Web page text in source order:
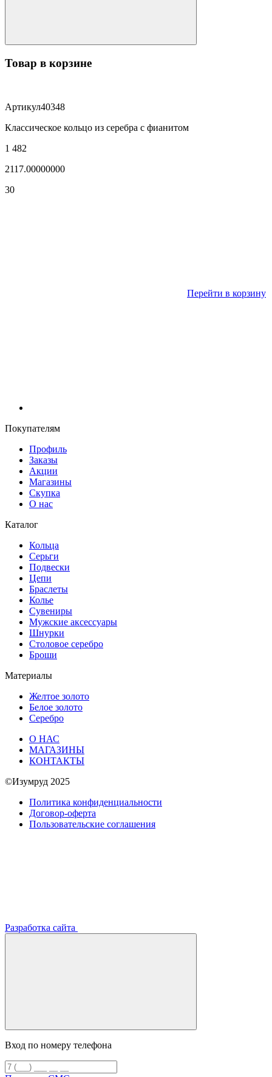
Товар в корзине
Артикул40348
Классическое кольцо из серебра с фианитом
1 482
2117.00000000
30
Перейти в корзину
Покупателям
Профиль
Заказы
Акции
Магазины
Скупка
О нас
Каталог
Кольца
Серьги
Подвески
Цепи
Браслеты
Колье
Сувениры
Мужские аксессуары
Шнурки
Столовое серебро
Броши
Материалы
Желтое золото
Белое золото
Серебро
О НАС
МАГАЗИНЫ
КОНТАКТЫ
©Изумруд 2025
Политика конфиденциальности
Договор-оферта
Пользовательские соглашения
Разработка сайта
Вход по номеру телефона